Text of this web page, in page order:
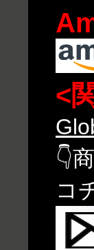
<
👇
コ